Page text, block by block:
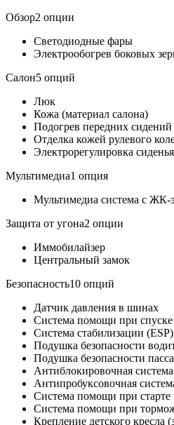
Обзор2 опции
Светодиодные фары
Электрообогрев боковых
Салон5 опций
Люк
Кожа (материал салона)
Подогрев передних сидений
Отделка кожей рулевого
Электрорегулировка
Мультимедиа1 опция
Мультимедиа система с ЖК-
Защита от угона2 опции
Иммобилайзер
Центральный замок
Безопасность10 опций
Датчик давления в шинах
Система помощи при спуске
Система стабилизации (ESP)
Подушка безопасности
Подушка безопасности
Антиблокировочная
Антипробуксовочная
Система помощи при старте
Система помощи при
Крепление детского кресла